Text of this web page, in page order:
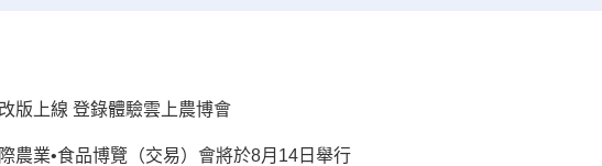
版上線 登錄體驗雲上農博會
農業•食品博覽（交易）會將於8月14日舉行